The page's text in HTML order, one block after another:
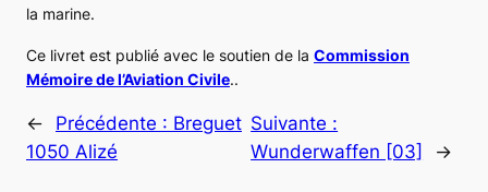
la marine.
Ce livret est publié avec le soutien de la Commission
Mémoire de l’Aviation Civile..
← Précédente : Breguet
1050 Alizé
Suivante :
Wunderwaffen [03]
→